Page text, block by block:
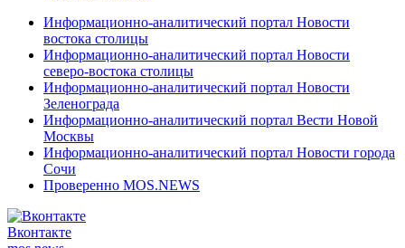
Информационно-аналитический портал Новости
востока столицы
Информационно-аналитический портал Новости
северо-востока столицы
Информационно-аналитический портал Новости
Зеленограда
Информационно-аналитический портал Вести Новой
Москвы
Информационно-аналитический портал Новости города
Сочи
Проверенно MOS.NEWS
Вконтакте